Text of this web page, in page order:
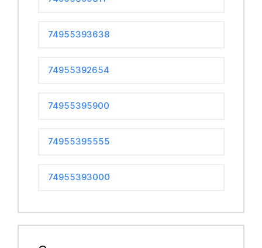
74955393638
74955392654
74955395900
74955395555
74955393000